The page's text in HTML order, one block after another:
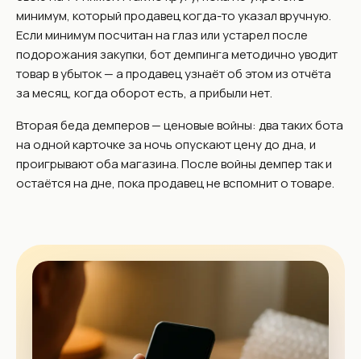
минимум, который продавец когда-то указал вручную.
Если минимум посчитан на глаз или устарел после
подорожания закупки, бот демпинга методично уводит
товар в убыток — а продавец узнаёт об этом из отчёта
за месяц, когда оборот есть, а прибыли нет.
Вторая беда демперов — ценовые войны: два таких бота
на одной карточке за ночь опускают цену до дна, и
проигрывают оба магазина. После войны демпер так и
остаётся на дне, пока продавец не вспомнит о товаре.